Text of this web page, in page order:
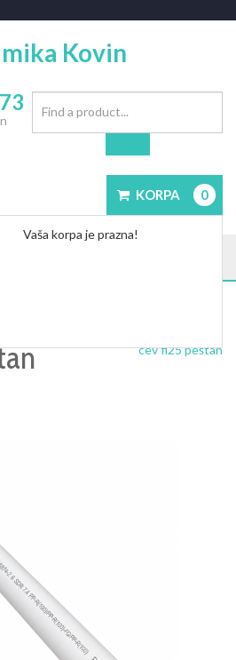
Kovin
KORPA 0
Vaša korpa je prazna!
cev fi25 peštan